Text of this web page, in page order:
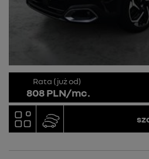
Rata (już od)
808 PLN/mc.